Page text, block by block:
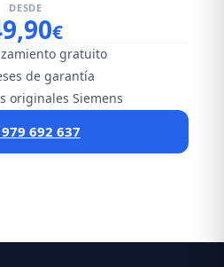
DESDE
€
gratuito
de garantía
originales Siemens
692 637